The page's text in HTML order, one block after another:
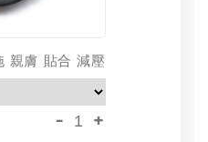
親膚 貼合 減壓
- +